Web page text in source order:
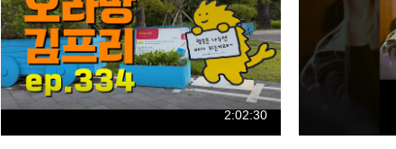
2:02:30